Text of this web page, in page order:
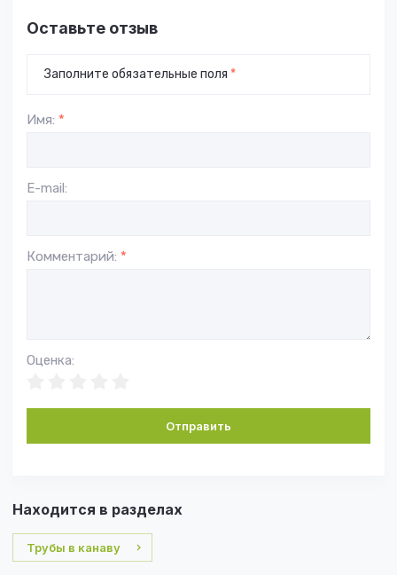
Оставьте отзыв
Заполните обязательные поля *
Имя: *
E-mail:
Комментарий: *
Оценка:
Отправить
Находится в разделах
Трубы в канаву